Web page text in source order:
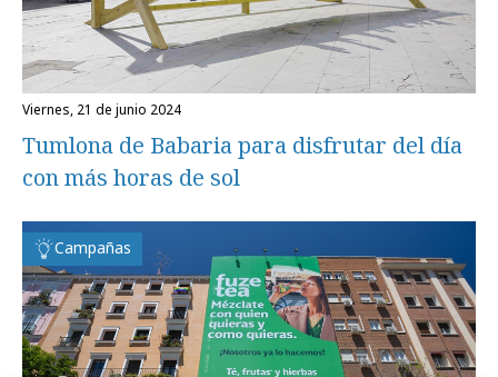
viernes, 21 de junio 2024
Tumlona de Babaria para disfrutar del día
con más horas de sol
Campañas